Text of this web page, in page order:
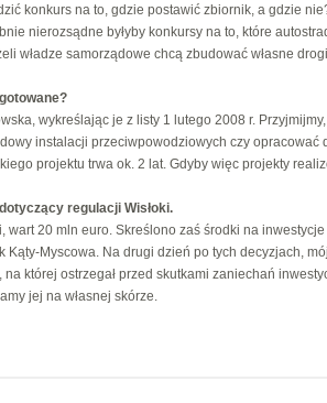
konkurs na to, gdzie postawić zbiornik, a gdzie
nierozsądne byłyby konkursy na to, które
władze samorządowe chcą zbudować własne
wykreślając je z listy 1 lutego 2008 r.
instalacji przeciwpowodziowych czy opracować
projektu trwa ok. 2 lat. Gdyby więc projekty
regulacji Wisłoki.
wart 20 mln euro. Skreślono zaś środki na
Myscowa. Na drugi dzień po tych decyzjach, mój
której ostrzegał przed skutkami zaniechań
jej na własnej skórze.